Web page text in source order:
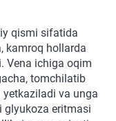
qismi sifatida
kamroq hollarda
Vena ichiga oqim
tomchilatib
va unga
glyukoza eritmasi